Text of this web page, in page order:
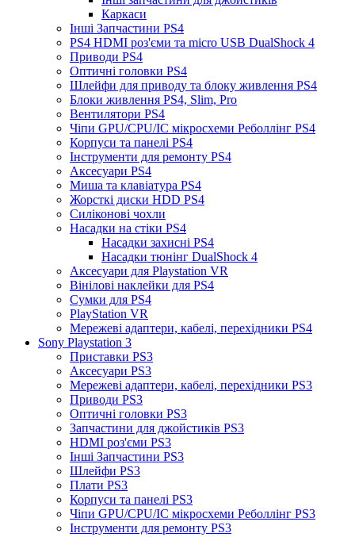
Каркаси
Інші Запчастини PS4
PS4 HDMI роз'єми та micro USB DualShock 4
Приводи PS4
Оптичні головки PS4
Шлейфи для приводу та блоку живлення PS4
Блоки живлення PS4, Slim, Pro
Вентилятори PS4
Чіпи GPU/CPU/IC мікросхеми Реболлінг PS4
Корпуси та панелі PS4
Інструменти для ремонту PS4
Аксесуари PS4
Миша та клавіатура PS4
Жорсткі диски HDD PS4
Силіконові чохли
Насадки на стіки PS4
Насадки захисні PS4
Насадки тюнінг DualShock 4
Аксесуари для Playstation VR
Вінілові наклейки для PS4
Сумки для PS4
PlayStation VR
Мережеві адаптери, кабелі, перехідники PS4
Sony Playstation 3
Приставки PS3
Аксесуари PS3
Мережеві адаптери, кабелі, перехідники PS3
Приводи PS3
Оптичні головки PS3
Запчастини для джойстиків PS3
HDMI роз'єми PS3
Інші Запчастини PS3
Шлейфи PS3
Плати PS3
Корпуси та панелі PS3
Чіпи GPU/CPU/IC мікросхеми Реболлінг PS3
Інструменти для ремонту PS3